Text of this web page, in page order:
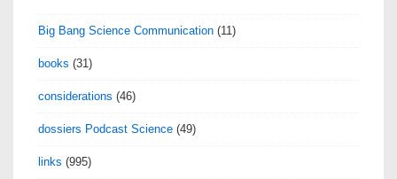
Big Bang Science Communication (11)
books (31)
considerations (46)
dossiers Podcast Science (49)
links (995)